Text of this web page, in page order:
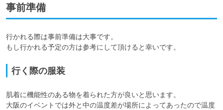
事前準備
行かれる際は事前準備は大事です。
もし行かれる予定の方は参考にして頂けると幸いです。
行く際の服装
肌着に機能性のある物を着られた方が良いと思います。
大阪のイベントでは外と中の温度差が場所によってあったので温度